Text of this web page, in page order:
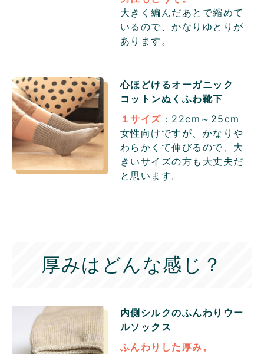
大きく編んだあとで縮めて
いるので、かなりゆとりが
あります。
心ほどけるオーガニック
コットンぬくふわ靴下
１サイズ ：22cm～25cm
女性向けですが、かなりや
わらかくて伸びるので、大
きいサイズの方も大丈夫だ
と思います。
厚みはどんな感じ？
内側シルクのふんわりウー
ルソックス
ふんわりした厚み。